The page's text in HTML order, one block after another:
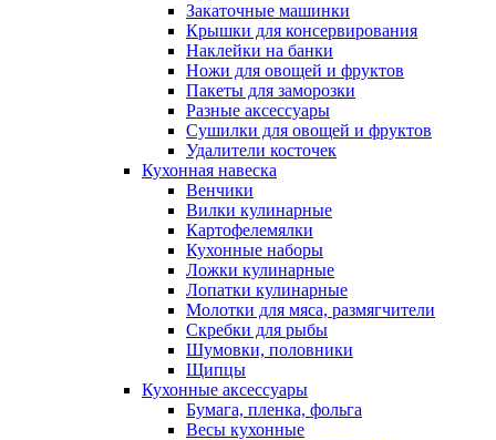
Закаточные машинки
Крышки для консервирования
Наклейки на банки
Ножи для овощей и фруктов
Пакеты для заморозки
Разные аксессуары
Сушилки для овощей и фруктов
Удалители косточек
Кухонная навеска
Венчики
Вилки кулинарные
Картофелемялки
Кухонные наборы
Ложки кулинарные
Лопатки кулинарные
Молотки для мяса, размягчители
Скребки для рыбы
Шумовки, половники
Щипцы
Кухонные аксессуары
Бумага, пленка, фольга
Весы кухонные